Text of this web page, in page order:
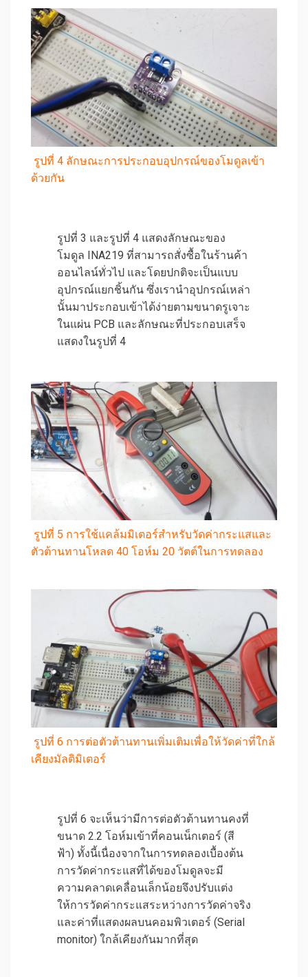
รูปที่ 4 ลักษณะการประกอบอุปกรณ์ของโมดูลเข้า
ด้วยกัน
รูปที่ 3 และรูปที่ 4 แสดงลักษณะของ
โมดูล INA219 ที่สามารถสั่งซื้อในร้านค้า
ออนไลน์ทั่วไป และโดยปกติจะเป็นแบบ
อุปกรณ์แยกชิ้นกัน ซึ่งเรานำอุปกรณ์เหล่า
นั้นมาประกอบเข้าได้ง่ายตามขนาดรูเจาะ
ในแผ่น PCB และลักษณะที่ประกอบเสร็จ
แสดงในรูปที่ 4
รูปที่ 5 การใช้แคล้มมิเตอร์สำหรับวัดค่ากระแสและ
ตัวต้านทานโหลด 40 โอห์ม 20 วัตต์ในการทดลอง
รูปที่ 6 การต่อตัวต้านทานเพิ่มเติมเพื่อให้วัดค่าที่ใกล้
เคียงมัลติมิเตอร์
รูปที่ 6 จะเห็นว่ามีการต่อตัวต้านทานคงที่
ขนาด 2.2 โอห์มเข้าที่คอนเน็กเตอร์ (สี
ฟ้า) ทั้งนี้เนื่องจากในการทดลองเบื้องต้น
การวัดค่ากระแสที่ได้ของโมดูลจะมี
ความคลาดเคลื่อนเล็กน้อยจึงปรับแต่ง
ให้การวัดค่ากระแสระหว่างการวัดค่าจริง
และค่าที่แสดงผลบนคอมพิวเตอร์ (Serial
monitor) ใกล้เคียงกันมากที่สุด